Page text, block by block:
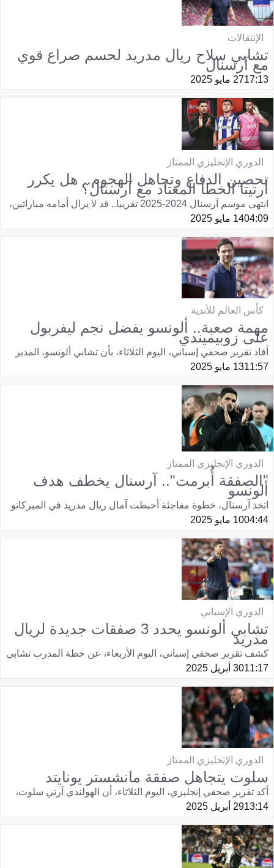
الإنتقالات
تشابي سلاح ريال مدريد لحسم صراع قوي
مع آرسنال
17:1327 مايو 2025
الدوري الإنجليزي الممتاز
تحصين الدفاع وتجاهل الهجوم.. هل يكرر
أرتيتا الخطأ المعتاد مع آرسنال؟
انتهى موسم آرسنال 2024-2025 تقريبا.. قد لا يزال أمامه مباراتين،
04:0914 مايو 2025
كأس العالم للأندية
مهمة صعبة.. ألونسو يفضل نجم ليفربول
على زوبيميندي
أفاد تقرير صحفي إسباني، اليوم الثلاثاء، بأن تشابي ألونسو، المدير
11:5713 مايو 2025
الدوري الإنجليزي الممتاز
"الصفقة أُبرمت".. آرسنال يخطف هدف
ألونسو
اتخذ آرسنال، خطوة مفاجئة أحبطت آمال ريال مدريد في الميركاتو
04:4410 مايو 2025
الدوري الإسباني
تشابي ألونسو يحدد 3 صفقات جديدة لريال
مدريد
كشف تقرير صحفي إسباني، اليوم الأربعاء، عن خطة المدرب تشابي
11:1730 أبريل 2025
الدوري الإنجليزي الممتاز
سلوت يتجاهل صفقة مانشستر يونايتد
أكد تقرير صحفي إنجليزي، اليوم الثلاثاء، أن الهولندي آرني سلوت،
13:1429 أبريل 2025